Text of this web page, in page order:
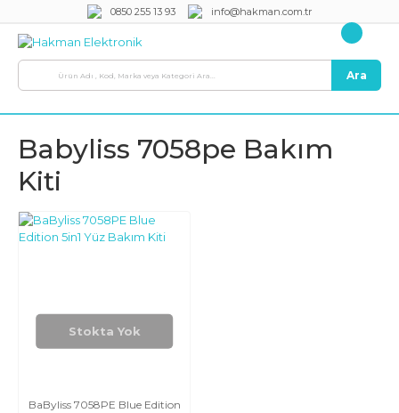
0850 255 13 93 info@hakman.com.tr
Ara
Babyliss 7058pe Bakım
Kiti
Stokta Yok
BaByliss 7058PE Blue Edition